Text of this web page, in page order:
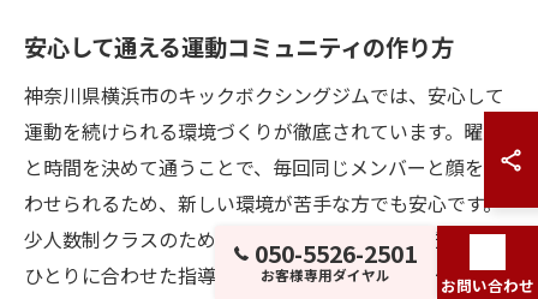
安心して通える運動コミュニティの作り方
神奈川県横浜市のキックボクシングジムでは、安心して
運動を続けられる環境づくりが徹底されています。曜日
と時間を決めて通うことで、毎回同じメンバーと顔を合
わせられるため、新しい環境が苦手な方でも安心です。
少人数制クラスのためトレーナーの目が行き届き、一人
ひとりに合わせた指導を受けられるのもメリットです。
050-5526-2501
お客様専用ダイヤル お問い合わせ